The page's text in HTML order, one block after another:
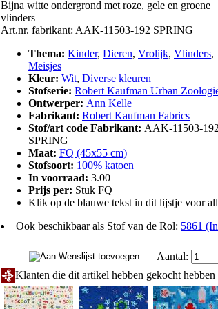
Bijna witte ondergrond met roze, gele en groene
vlinders
Art.nr. fabrikant: AAK-11503-192 SPRING
Thema: Kinder, Dieren, Vrolijk, Vlinders,
Meisjes
Kleur: Wit, Diverse kleuren
Stofserie: Robert Kaufman Urban
Ontwerper: Ann Kelle
Fabrikant: Robert Kaufman Fabrics
Stof/art code Fabrikant: AAK-11503-192
SPRING
Maat: FQ (45x55 cm)
Stofsoort: 100% katoen
In voorraad: 3.00
Prijs per: Stuk FQ
Klik op de blauwe tekst in dit lijstje voor
Ook beschikbaar als Stof van de Rol: 5861
Aantal:
Klanten die dit artikel hebben gekocht